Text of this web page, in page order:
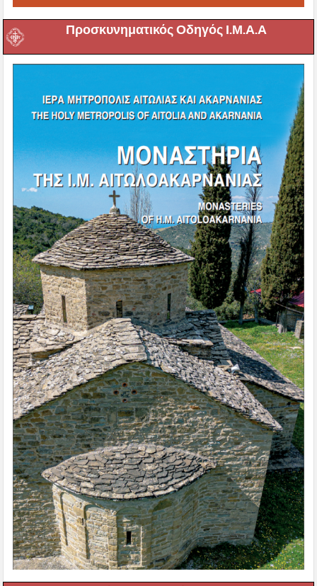
Προσκυνηματικός Οδηγός Ι.Μ.Α.Α